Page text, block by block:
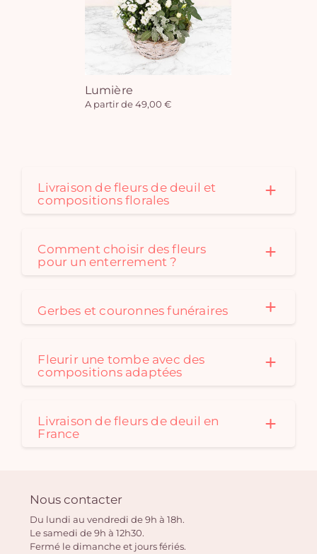
Lumière
A partir de 49,00 €
Livraison de fleurs de deuil et
compositions florales
Comment choisir des fleurs
pour un enterrement ?
Gerbes et couronnes funéraires
Fleurir une tombe avec des
compositions adaptées
Livraison de fleurs de deuil en
France
Nous contacter
Du lundi au vendredi de 9h à 18h.
Le samedi de 9h à 12h30.
Fermé le dimanche et jours fériés.